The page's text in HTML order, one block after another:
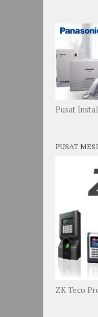
Pusat
PUSAT
ZK Teco